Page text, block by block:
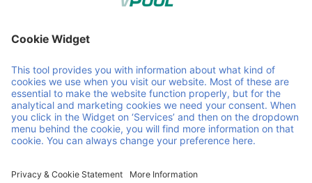
Member of Faber Group
Enlaces y documentos útiles
Productos
CGC